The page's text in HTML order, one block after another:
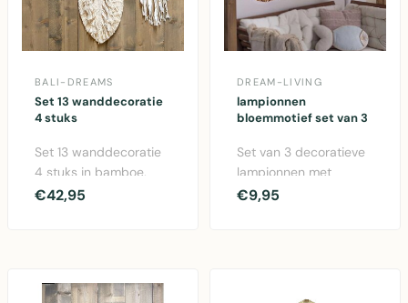
BALI-DREAMS
Set 13 wanddecoratie
4 stuks
Set 13 wanddecoratie
4 stuks in bamboe,
jute en rotan -
€42,95
DREAM-LIVING
lampionnen
bloemmotief set van 3
Set van 3 decoratieve
lampionnen met
bloemmotief in
€9,95